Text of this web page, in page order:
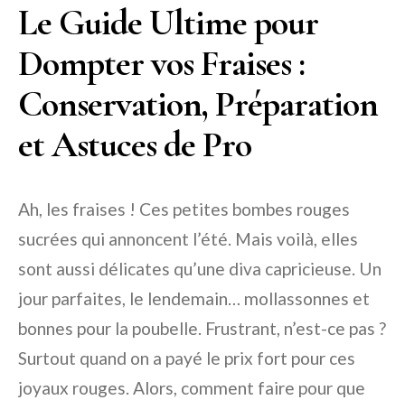
Le Guide Ultime pour
Dompter vos Fraises :
Conservation, Préparation
et Astuces de Pro
Ah, les fraises ! Ces petites bombes rouges
sucrées qui annoncent l’été. Mais voilà, elles
sont aussi délicates qu’une diva capricieuse. Un
jour parfaites, le lendemain… mollassonnes et
bonnes pour la poubelle. Frustrant, n’est-ce pas ?
Surtout quand on a payé le prix fort pour ces
joyaux rouges. Alors, comment faire pour que